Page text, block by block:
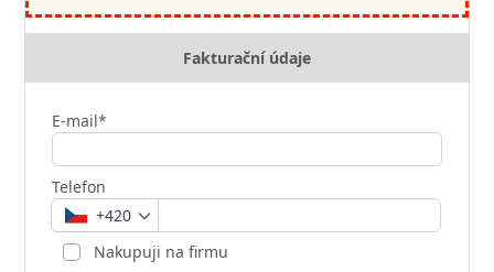
Fakturační údaje
E-mail*
Telefon
+420
Nakupuji na firmu